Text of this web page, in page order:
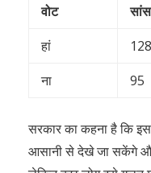
वोट
हां
128
ना
95
सरकार का कहना है कि
आसानी से देखे जा सकेंगे